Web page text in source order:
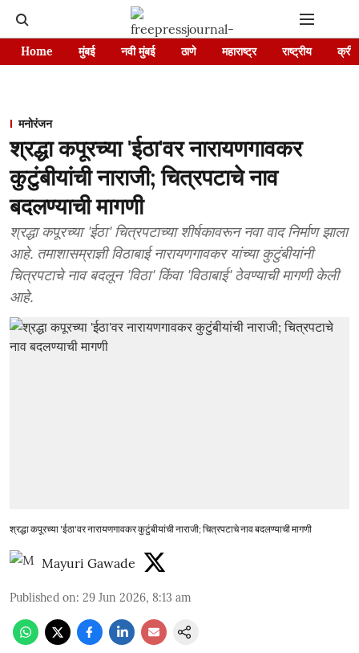
Home मुंबई नवी मुंबई ठाणे महाराष्ट्र राष्ट्रीय
मनोरंजन
श्रद्धा कपूरच्या 'ईठा'वर नारायणगावकर
कुटुंबीयांची नाराजी; चित्रपटाचे नाव
बदलण्याची मागणी
श्रद्धा कपूरच्या 'ईठा' चित्रपटाच्या शीर्षकावरून नवा वाद निर्माण झाला
आहे. तमाशासम्राज्ञी विठाबाई नारायणगावकर यांच्या कुटुंबीयांनी
चित्रपटाचे नाव बदलून 'विठा' किंवा 'विठाबाई' ठेवण्याची मागणी केली
आहे.
श्रद्धा कपूरच्या 'ईठा'वर नारायणगावकर कुटुंबीयांची नाराजी; चित्रपटाचे नाव बदलण्याची मागणी
Mayuri Gawade
Published on: 29 Jun 2026, 8:13 am